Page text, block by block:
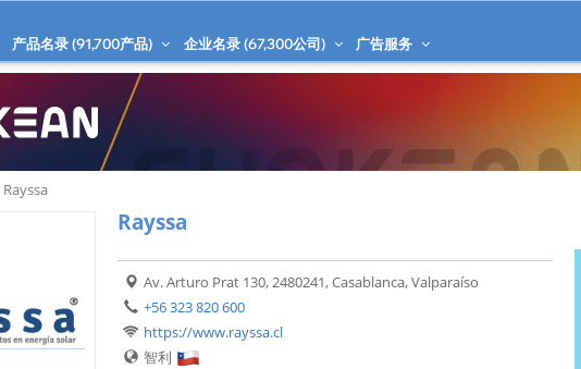
产品名录 (91,700产品) 企业名录 (67,300公司) 广告服务
Rayssa
Rayssa
Av. Arturo Prat 130, 2480241, Casablanca, Valparaíso
+56 323 820 600
https://www.rayssa.cl
智利